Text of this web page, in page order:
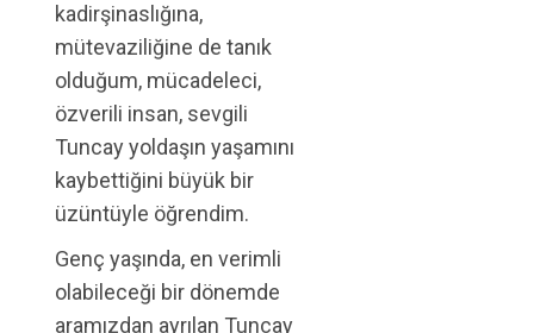
kadirşinaslığına,
mütevaziliğine de tanık
olduğum, mücadeleci,
özverili insan, sevgili
Tuncay yoldaşın yaşamını
kaybettiğini büyük bir
üzüntüyle öğrendim.
Genç yaşında, en verimli
olabileceği bir dönemde
aramızdan ayrılan Tuncay